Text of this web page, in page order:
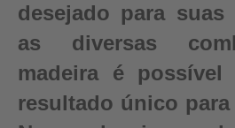
desejado para suas
as diversas
madeira é possível
resultado único